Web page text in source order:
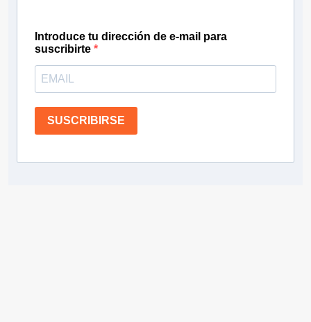
Introduce tu dirección de e-mail para
suscribirte
SUSCRIBIRSE